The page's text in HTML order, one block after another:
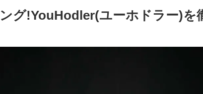
グ!YouHodler(ユーホドラー)を